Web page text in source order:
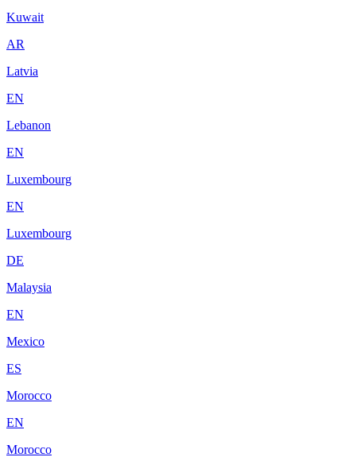
Kuwait
AR
Latvia
EN
Lebanon
EN
Luxembourg
EN
Luxembourg
DE
Malaysia
EN
Mexico
ES
Morocco
EN
Morocco